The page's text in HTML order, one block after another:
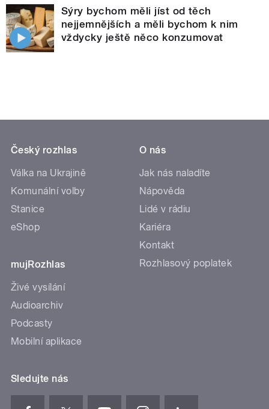
Sýry bychom měli jíst od těch
nejjemnějších a měli bychom k nim
vždycky ještě něco konzumovat
Český rozhlas
Válka na Ukrajině
Komunální volby
Stanice
eShop
mujRozhlas
Živé vysílání
Audioarchiv
Podcasty
Mobilní aplikace
O nás
Jak nás naladíte
Nápověda
Lidé v rádiu
Kariéra
Kontakt
Rozhlasový poplatek
Sledujte nás